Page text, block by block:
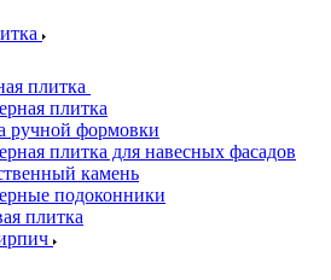
плитка
плитка
ручной формовки
плитка для навесных фасадов
камень
подоконники
плитка